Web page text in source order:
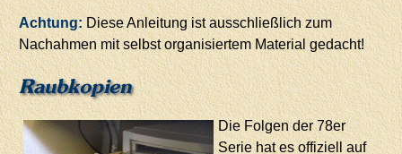
Achtung:Diese Anleitung ist ausschließlich zum
Nachahmen mit selbst organisiertem Material gedacht!
Raubkopien
Die Folgen der 78er
Serie hat es offiziell auf